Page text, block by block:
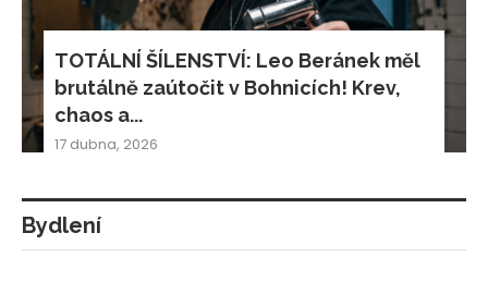
TOTÁLNÍ ŠÍLENSTVÍ: Leo Beránek měl
brutálně zaútočit v Bohnicích! Krev,
chaos a...
17 dubna, 2026
Bydlení